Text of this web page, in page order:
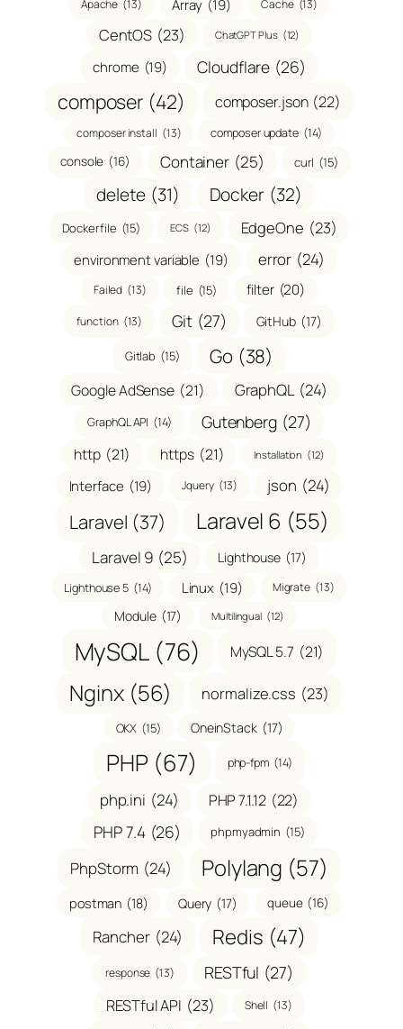
Apache (13) Array (19) Cache (13)
CentOS (23) ChatGPT Plus (12)
chrome (19) Cloudflare (26)
composer (42) composer.json (22)
composer install (13) composer update (14)
console (16) Container (25) curl (15)
delete (31) Docker (32)
Dockerfile (15) ECS (12) EdgeOne (23)
environment variable (19) error (24)
Failed (13) file (15) filter (20)
function (13) Git (27) GitHub (17)
Gitlab (15) Go (38)
Google AdSense (21) GraphQL (24)
GraphQL API (14) Gutenberg (27)
http (21) https (21) Installation (12)
Interface (19) Jquery (13) json (24)
Laravel (37) Laravel 6 (55)
Laravel 9 (25) Lighthouse (17)
Lighthouse 5 (14) Linux (19) Migrate (13)
Module (17) Multilingual (12)
MySQL (76) MySQL 5.7 (21)
Nginx (56) normalize.css (23)
OKX (15) OneinStack (17)
PHP (67) php-fpm (14)
php.ini (24) PHP 7.1.12 (22)
PHP 7.4 (26) phpmyadmin (15)
PhpStorm (24) Polylang (57)
postman (18) Query (17) queue (16)
Rancher (24) Redis (47)
response (13) RESTful (27)
RESTful API (23) Shell (13)